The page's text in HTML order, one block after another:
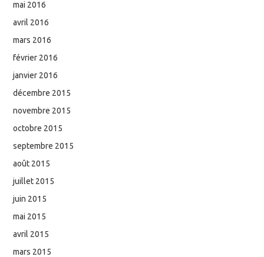
mai 2016
avril 2016
mars 2016
février 2016
janvier 2016
décembre 2015
novembre 2015
octobre 2015
septembre 2015
août 2015
juillet 2015
juin 2015
mai 2015
avril 2015
mars 2015